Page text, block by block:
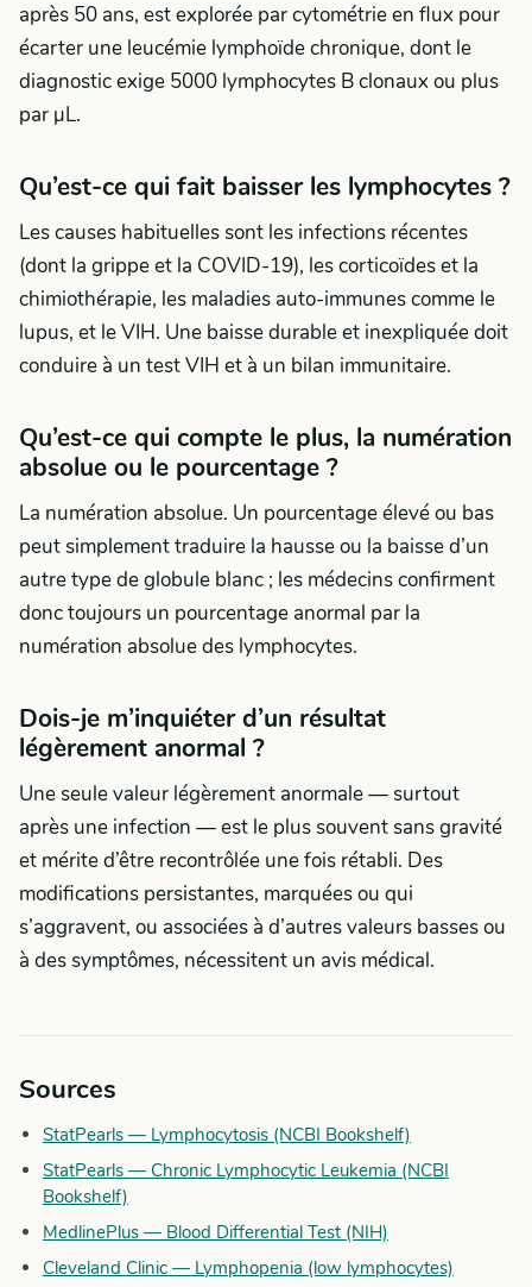
après 50 ans, est explorée par cytométrie en flux pour
écarter une leucémie lymphoïde chronique, dont le
diagnostic exige 5000 lymphocytes B clonaux ou plus
par µL.
Qu’est-ce qui fait baisser les lymphocytes ?
Les causes habituelles sont les infections récentes
(dont la grippe et la COVID-19), les corticoïdes et la
chimiothérapie, les maladies auto-immunes comme le
lupus, et le VIH. Une baisse durable et inexpliquée doit
conduire à un test VIH et à un bilan immunitaire.
Qu’est-ce qui compte le plus, la numération
absolue ou le pourcentage ?
La numération absolue. Un pourcentage élevé ou bas
peut simplement traduire la hausse ou la baisse d’un
autre type de globule blanc ; les médecins confirment
donc toujours un pourcentage anormal par la
numération absolue des lymphocytes.
Dois-je m’inquiéter d’un résultat
légèrement anormal ?
Une seule valeur légèrement anormale — surtout
après une infection — est le plus souvent sans gravité
et mérite d’être recontrôlée une fois rétabli. Des
modifications persistantes, marquées ou qui
s’aggravent, ou associées à d’autres valeurs basses ou
à des symptômes, nécessitent un avis médical.
Sources
StatPearls — Lymphocytosis (NCBI Bookshelf)
StatPearls — Chronic Lymphocytic Leukemia (NCBI
Bookshelf)
MedlinePlus — Blood Differential Test (NIH)
Cleveland Clinic — Lymphopenia (low lymphocytes)